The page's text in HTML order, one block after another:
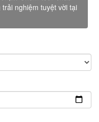
nghiệm tuyệt vời tại